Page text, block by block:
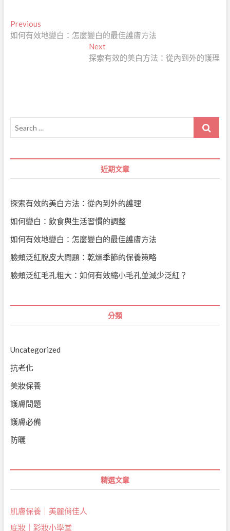
文
章
PreviousPrevious
post:
如何有效地變白：怎麼變白的最佳護膚方法
NextNext
post:
探索有效的美白方法：從內到外的護理
Search
近期文章
探索有效的美白方法：從內到外的護理
如何變白：飲食與生活習慣的調整
如何有效地變白：怎麼變白的最佳護膚方法
臉頰泛紅脫皮大問題：乾燥季節的保養策略
臉頰泛紅毛孔粗大：如何有效縮小毛孔並減少泛紅？
分類
Uncategorized
抗老化
美妝保養
護膚問題
護膚必備
防曬
精選文章
肌膚保養｜美麗俏佳人
底妝｜彩妝小學堂